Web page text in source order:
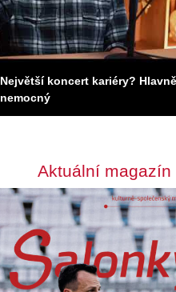
Největší koncert kariéry?
nemocný
Aktuální magazín
Odebírejte